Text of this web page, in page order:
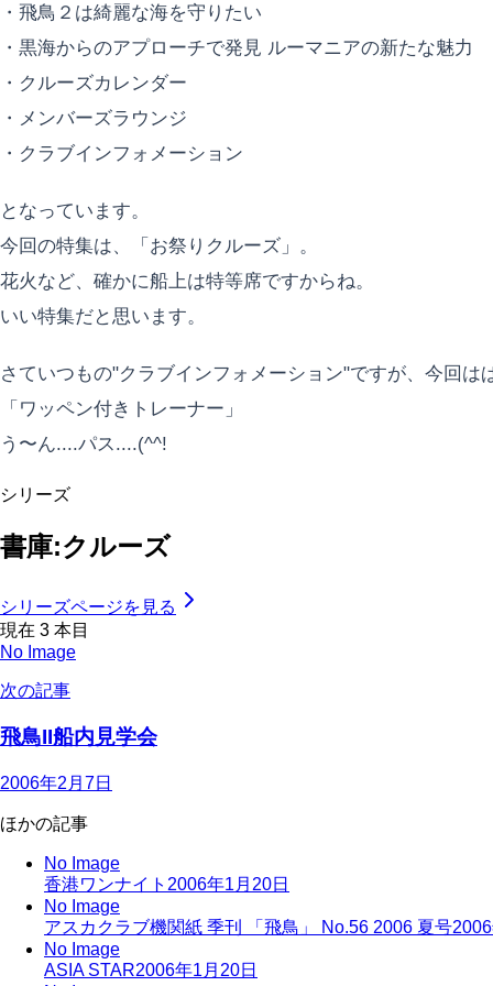
・飛鳥２は綺麗な海を守りたい
・黒海からのアプローチで発見 ルーマニアの新たな魅力
・クルーズカレンダー
・メンバーズラウンジ
・クラブインフォメーション
となっています。
今回の特集は、「お祭りクルーズ」。
花火など、確かに船上は特等席ですからね。
いい特集だと思います。
さていつもの"クラブインフォメーション"ですが、今回は
「ワッペン付きトレーナー」
う〜ん....パス....(^^!
シリーズ
書庫:クルーズ
シリーズページを見る
現在 3 本目
No Image
次の記事
飛鳥II船内見学会
2006年2月7日
ほかの記事
No Image
香港ワンナイト 2006年1月20日
No Image
アスカクラブ機関紙 季刊 「飛鳥」 No.56 2006 夏号
No Image
ASIA STAR2006年1月20日